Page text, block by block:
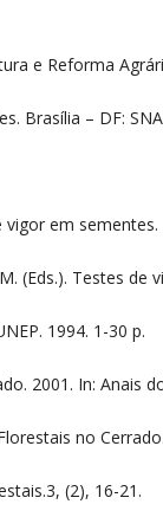
e Reforma
Brasília – DF:
em sementes.
(Eds.). Testes de
1994. 1-30 p.
2001. In: Anais
no Cerrado.
(2), 16-21.